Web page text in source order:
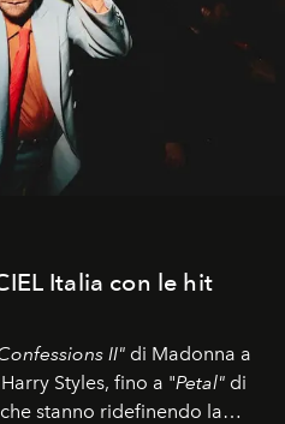
Italia con le hit
II" di Madonna a
Styles, fino a "Petal" di
stanno ridefinendo la